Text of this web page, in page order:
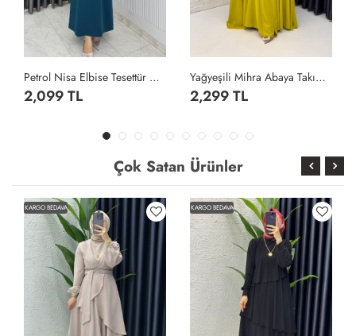
Petrol Nisa Elbise Tesettür Giyim Petrol Yeşili
2,099 TL
Yağyeşili Mihra Abaya Takım Tesettür Giyim Yağ Yeşili
2,299 TL
Çok Satan Ürünler
KARGO BEDAVA KARGO BEDAVA